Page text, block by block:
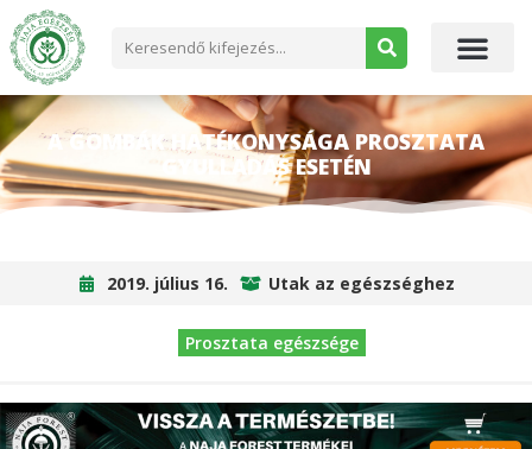
A GOMBÁK HATÉKONYSÁGA PROSZTATA
GYULLADÁS ESETÉN
2019. július 16. Utak az egészséghez
Prosztata egészsége